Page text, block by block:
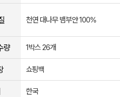
천연 대나무 뱀부얀 100%
량 1박스 26개
쇼핑백
한국